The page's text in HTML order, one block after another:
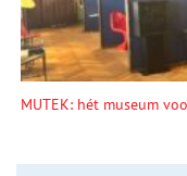
MUTEK: hét museum